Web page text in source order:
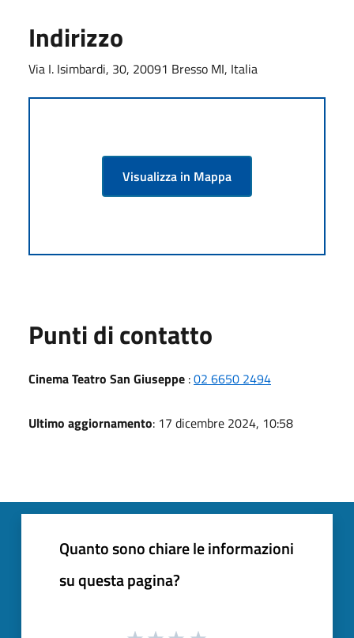
Indirizzo
Via I. Isimbardi, 30, 20091 Bresso MI, Italia
Visualizza in Mappa
Punti di contatto
Cinema Teatro San Giuseppe :02 6650 2494
Ultimo aggiornamento: 17 dicembre 2024, 10:58
Quanto sono chiare le informazioni
su questa pagina?